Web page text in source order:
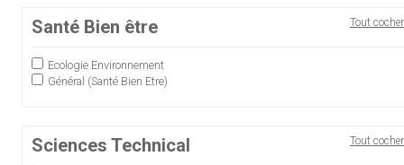
Santé Bien être Tout cocher
Ecologie Environnement
Général (Santé Bien Etre)
Sciences Technical Tout cocher